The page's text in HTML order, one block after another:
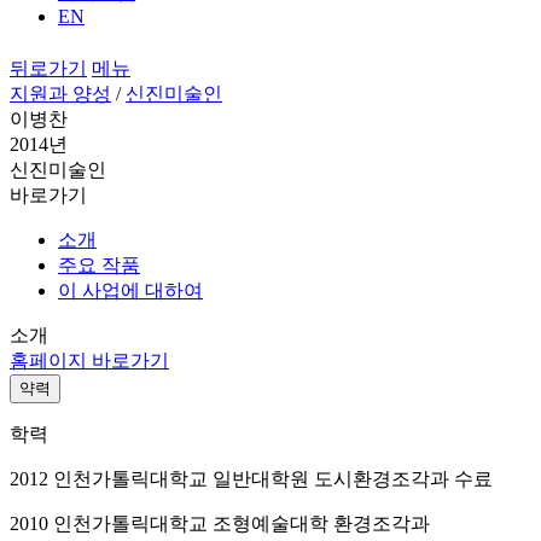
EN
뒤로가기
메뉴
지원과 양성 / 신진미술인
이병찬
2014년
신진미술인
바로가기
소개
주요 작품
이 사업에 대하여
소개
홈페이지 바로가기
약력
학력
2012 인천가톨릭대학교 일반대학원 도시환경조각과 수료
2010 인천가톨릭대학교 조형예술대학 환경조각과